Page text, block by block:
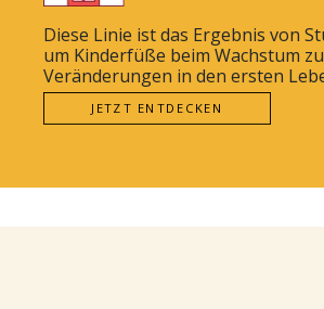
Diese Linie ist das Ergebnis von
um Kinderfüße beim Wachstum
Veränderungen in den ersten
JETZT ENTDECKEN